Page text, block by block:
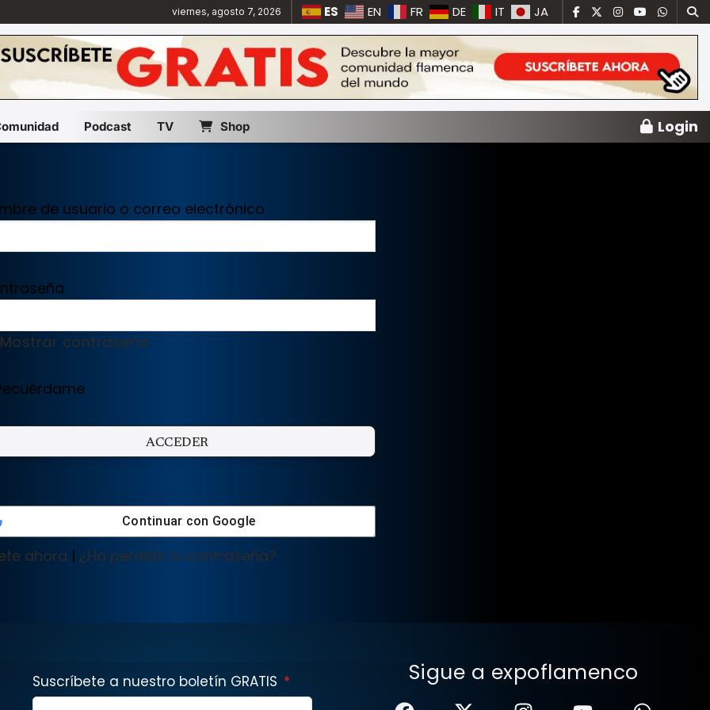
viernes, agosto 7, 2026 ES EN FR DE IT JA
Podcast TV Shop Login
de usuario o correo electrónico
Mostrar contraseña
Continuar con Google
ahora | ¿Ha perdido la contraseña?
Suscríbete a nuestro boletín GRATIS Sigue a expoflamenco